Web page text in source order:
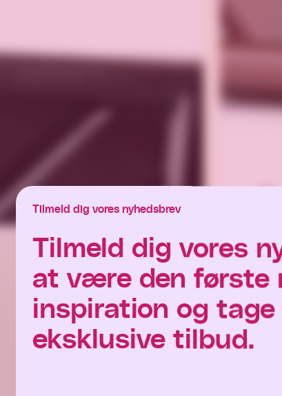
Tilmeld dig vores nyhedsbrev
Tilmeld dig vores
at være den første
inspiration og tage
eksklusive tilbud.